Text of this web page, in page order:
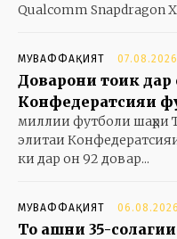
Qualcomm Snapdragon
МУВАФФАҚИЯТ 07.08.2026
Доварони тоҷик
Конфедератсияи
миллии футболи шаҳри
элитаи
ки дар он 92 довар...
МУВАФФАҚИЯТ 06.08.2026
То ҷашни 35-